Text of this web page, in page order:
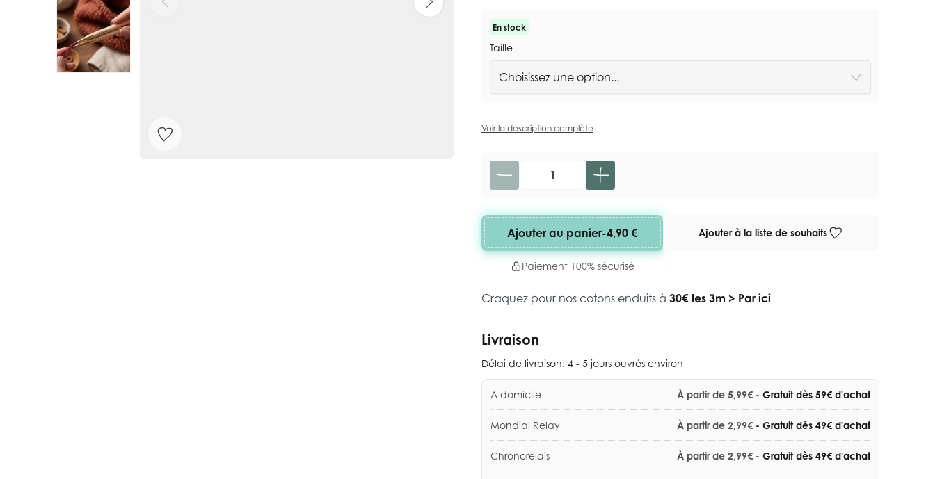
En stock
Taille
Voir la description complète
Quantité
Ajouter au panier-4,90 €
Paiement 100% sécurisé
Ajouter à la liste de souhaits
Craquez pour nos cotons enduits à 30€ les 3m > Par ici
Livraison
Délai de livraison: 4 - 5 jours ouvrés environ
A domicile À partir de 5,99€ - Gratuit dès 59€ d'achat
Mondial Relay À partir de 2,99€ - Gratuit dès 49€ d'achat
Chronorelais À partir de 2,99€ - Gratuit dès 49€ d'achat